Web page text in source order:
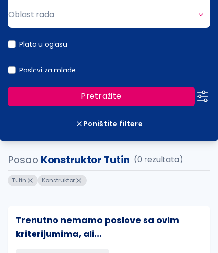
Oblast rada
Plata u oglasu
Poslovi za mlade
Pretražite
Poništite filtere
Posao Konstruktor Tutin (0 rezultata)
Tutin Konstruktor
Trenutno nemamo poslove sa ovim
kriterijumima, ali...